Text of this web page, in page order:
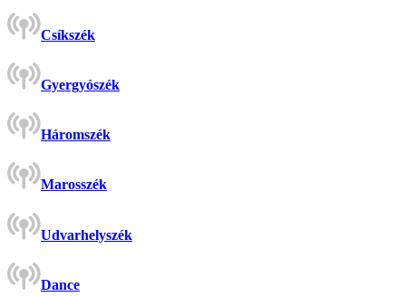
Csíkszék
Gyergyószék
Háromszék
Marosszék
Udvarhelyszék
Dance